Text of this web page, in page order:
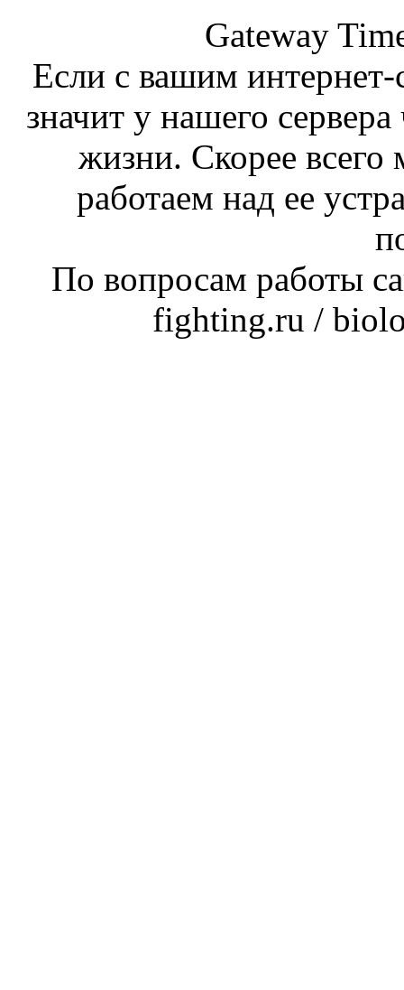
Gateway
Если с вашим интернет-
значит у нашего
жизни. Скорее
работаем над ее
По вопросам работы
fighting.ru /